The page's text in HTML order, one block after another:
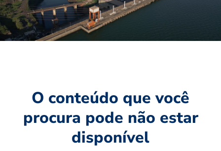
O conteúdo que você
procura pode não estar
disponível